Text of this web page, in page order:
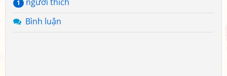
1
Bình luận